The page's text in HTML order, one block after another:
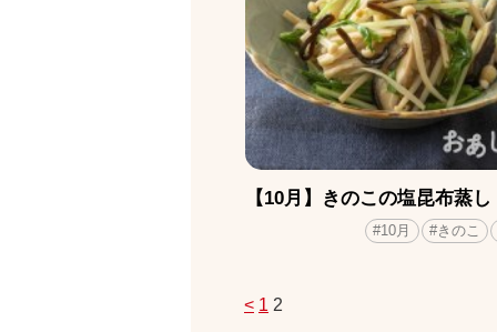
【10月】きのこの塩昆布蒸し
#10月 #きのこ
< 1 2